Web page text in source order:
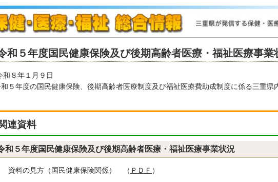
和５年度国民健康保険及び後期高齢者医療・福祉医療事業
和８年１月９日
５年度の国民健康保険、後期高齢者医療制度及び福祉医療費助成制度に係る三重県
連資料
和５年度国民健康保険及び後期高齢者医療・福祉医療事業状況
料の見方（国民健康保険関係） （ ＰＤＦ ）